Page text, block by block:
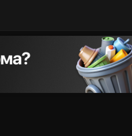
для блогеров.
23.0323.03.2024
авито пвз
«Профилактика»